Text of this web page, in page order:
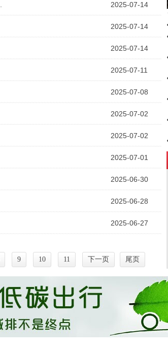
2025-07-14
2025-07-14
2025-07-14
2025-07-11
2025-07-08
2025-07-02
2025-07-02
2025-07-01
2025-06-30
2025-06-28
2025-06-27
9 10 11 下一页 尾页